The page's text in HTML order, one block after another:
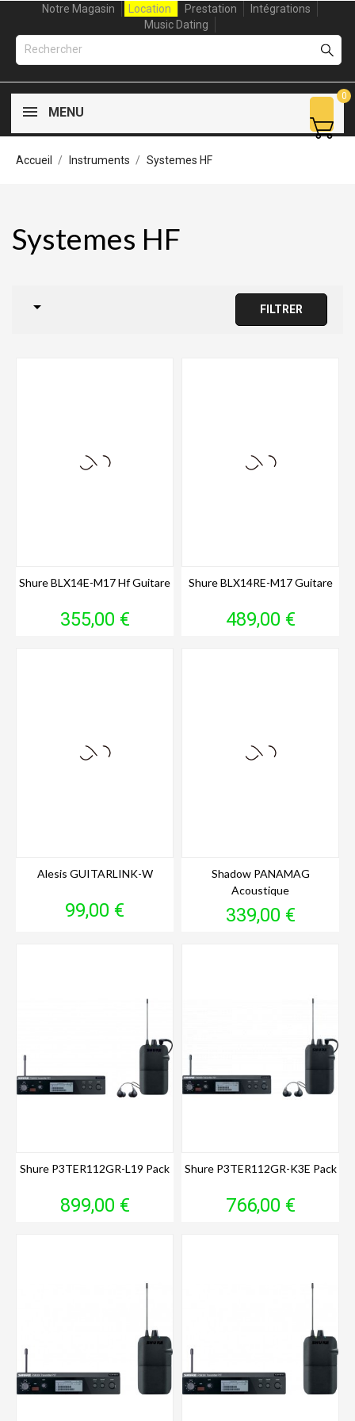
Notre Magasin Location Prestation
Intégrations
Music Dating
MENU
0
Accueil Instruments Systemes HF
Systemes HF
 FILTRER
Shure BLX14E-M17 Hf Guitare
Prix
355,00 €
Shure BLX14RE-M17 Guitare
Prix
489,00 €
Alesis GUITARLINK-W
Prix
99,00 €
Shadow PANAMAG
Acoustique
Prix
339,00 €
Shure P3TER112GR-L19 Pack
Prix
899,00 €
Shure P3TER112GR-K3E Pack
Prix
766,00 €